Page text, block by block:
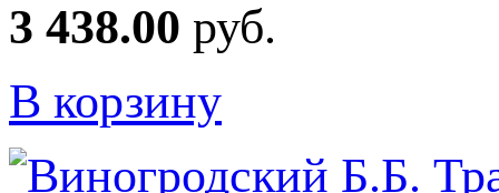
3 438.00 руб.
В корзину